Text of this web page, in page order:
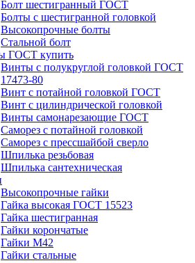
Болт шестигранный ГОСТ
Болты с шестигранной головкой
Высокопрочные болты
Стальной болт
ГОСТ купить
Винты с полукруглой головкой ГОСТ
17473-80
Винт с потайной головкой ГОСТ
Винт с цилиндрической головкой
Винты самонарезающие ГОСТ
Саморез с потайной головкой
Саморез с прессшайбой сверло
Шпилька резьбовая
Шпилька сантехническая
Высокопрочные гайки
Гайка высокая ГОСТ 15523
Гайка шестигранная
Гайки корончатые
Гайки М42
Гайки стальные